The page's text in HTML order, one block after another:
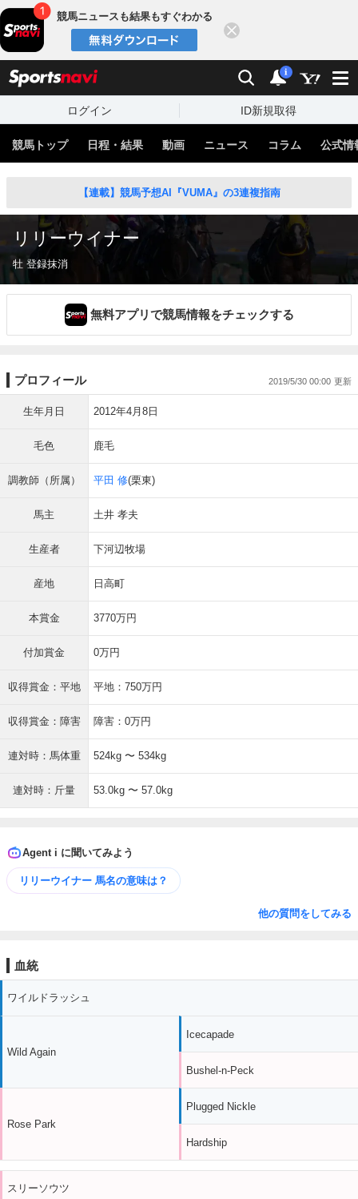
競馬ニュースも結果もすぐわかる
検索 通知
i
ログイン ID新規取得
競馬トップ 日程・結果 動画 ニュース コラム 公式情
【連載】競馬予想AI『VUMA』の3連複指南
リリーウイナー
牡 登録抹消
無料アプリで競馬情報をチェックする
プロフィール 2019/5/30 00:00
生年月日 2012年4月8日
毛色 鹿毛
調教師（所属） 平田 修(栗東)
馬主 土井 孝夫
生産者 下河辺牧場
産地 日高町
本賞金 3770万円
付加賞金 0万円
収得賞金：平地 平地：750万円
収得賞金：障害 障害：0万円
連対時：馬体重 524kg 〜 534kg
連対時：斤量 53.0kg 〜 57.0kg
Agent i に聞いてみよう
リリーウイナー 馬名の意味は？
他の質問をしてみる
血統
ワイルドラッシュ
Wild Again
Rose Park
Icecapade
Bushel-n-Peck
Plugged Nickle
Hardship
スリーソウツ